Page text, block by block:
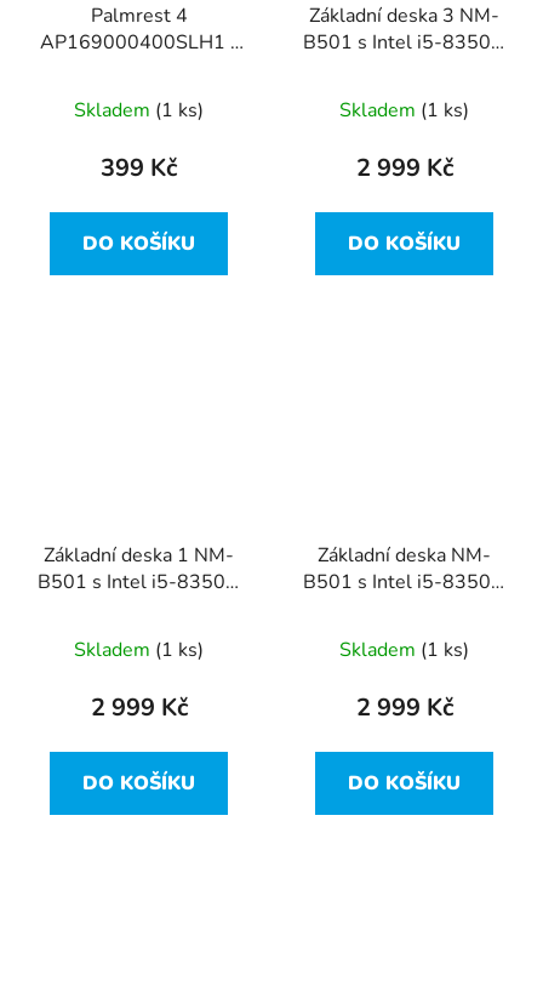
Palmrest 4
AP169000400SLH1 z
/ stav B
Skladem (1 ks)
399 Kč
DO KOŠÍKU
Základní deska 3 NM-
B501 s Intel i5-8350U
T480
Skladem (1 ks)
2 999 Kč
DO KOŠÍKU
Základní deska 1 NM-
B501 s Intel i5-8350U
T480
Skladem (1 ks)
2 999 Kč
DO KOŠÍKU
Základní deska NM-
B501 s Intel i5-8350U
T480
Skladem (1 ks)
2 999 Kč
DO KOŠÍKU